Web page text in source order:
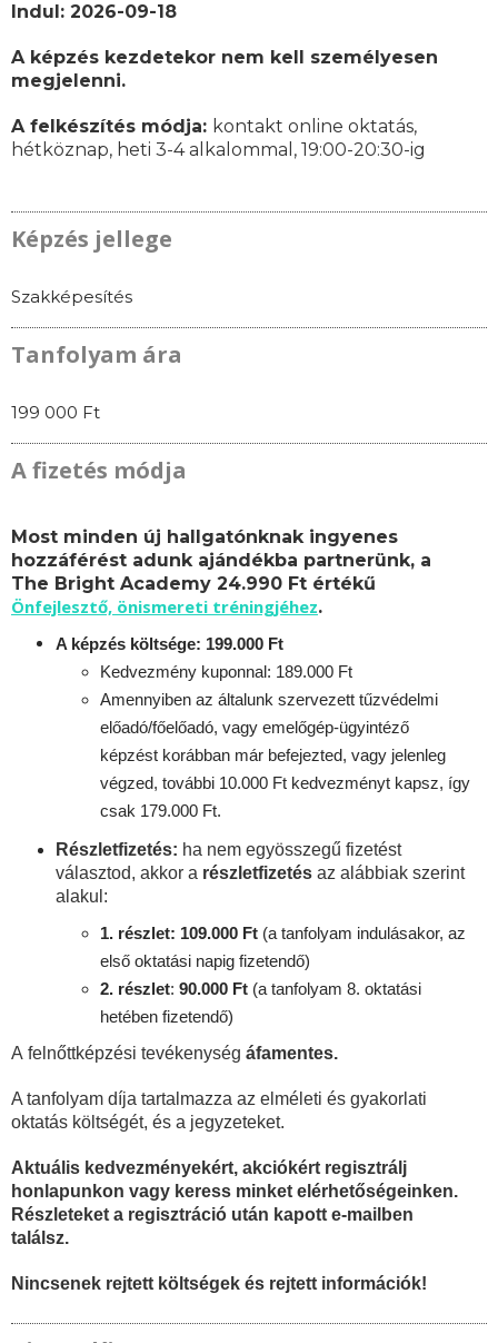
Indul: 2026-09-18
A képzés kezdetekor nem kell személyesen
megjelenni.
A felkészítés módja: kontakt online oktatás,
hétköznap, heti 3-4 alkalommal, 19:00-20:30-ig
Képzés jellege
Szakképesítés
Tanfolyam ára
199 000 Ft
A fizetés módja
Most minden új hallgatónknak ingyenes
hozzáférést adunk ajándékba partnerünk, a
The Bright Academy 24.990 Ft értékű
Önfejlesztő, önismereti tréningjéhez.
A képzés költsége: 199.000 Ft
Kedvezmény kuponnal: 189.000 Ft
Amennyiben az általunk szervezett tűzvédelmi
előadó/főelőadó, vagy emelőgép-ügyintéző
képzést korábban már befejezted, vagy jelenleg
végzed, további 10.000 Ft kedvezményt kapsz, így
csak 179.000 Ft.
Részletfizetés: ha nem egyösszegű fizetést
választod, akkor a részletfizetés az alábbiak szerint
alakul:
1. részlet: 109.000 Ft (a tanfolyam indulásakor, az
első oktatási napig fizetendő)
2. részlet: 90.000 Ft (a tanfolyam 8. oktatási
hetében fizetendő)
A felnőttképzési tevékenység áfamentes.
A tanfolyam díja tartalmazza az elméleti és gyakorlati
oktatás költségét, és a jegyzeteket.
Aktuális kedvezményekért, akciókért regisztrálj
honlapunkon vagy keress minket elérhetőségeinken.
Részleteket a regisztráció után kapott e-mailben
találsz.
Nincsenek rejtett költségek és rejtett információk!